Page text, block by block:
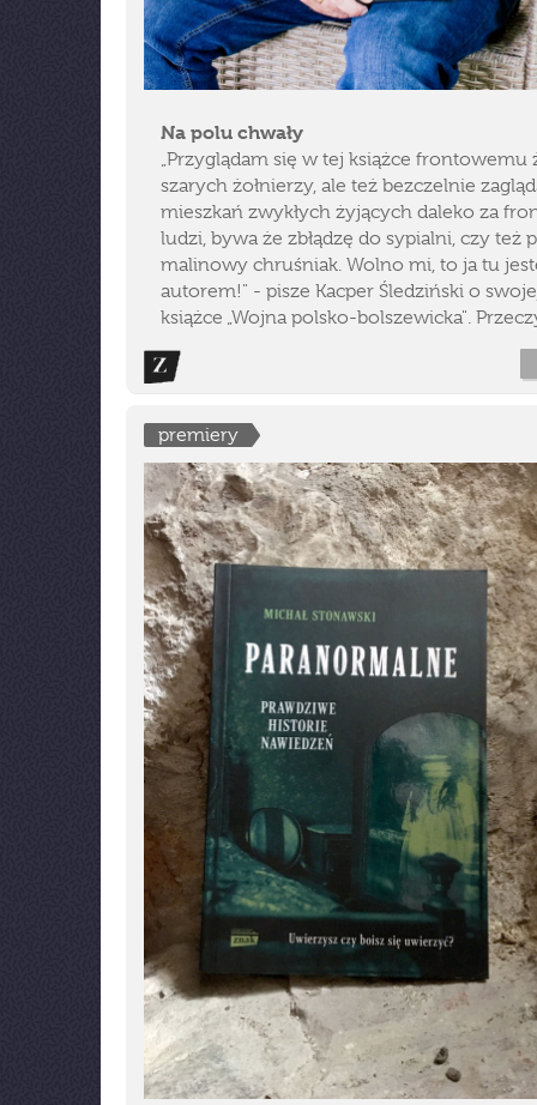
Na polu chwały
„Przyglądam się w tej książce frontowemu
szarych żołnierzy, ale też bezczelnie
mieszkań zwykłych żyjących daleko za
ludzi, bywa że zbłądzę do sypialni, czy też
malinowy chruśniak. Wolno mi, to ja tu
autorem!" - pisze Kacper Śledziński o
książce „Wojna polsko-bolszewicka".
premiery